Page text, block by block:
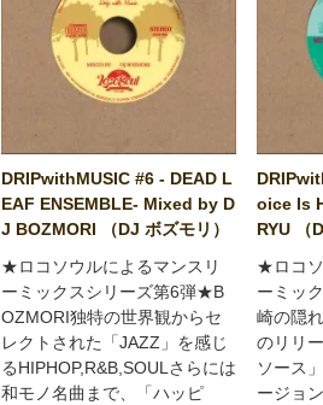
DRIPwithMUSIC #6 - DEAD L
EAF ENSEMBLE- Mixed by D
J BOZMORI （DJ ボズモリ）
★ロコソウルによるマンスリ
ーミックスシリーズ第6弾★B
OZMORI独特の世界観からセ
レクトされた「JAZZ」を感じ
るHIPHOP,R&B,SOULさらには
和モノ名曲まで、「ハッピ
oice Is
RYU （
★ロコソ
ーミッ
崎の隠
のリリ
ソース
ージョ